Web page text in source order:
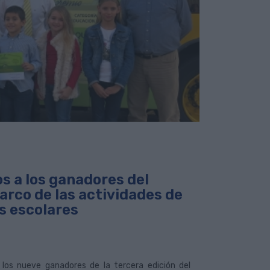
a los ganadores del
de las actividades de
escolares
nueve ganadores de la tercera edición del